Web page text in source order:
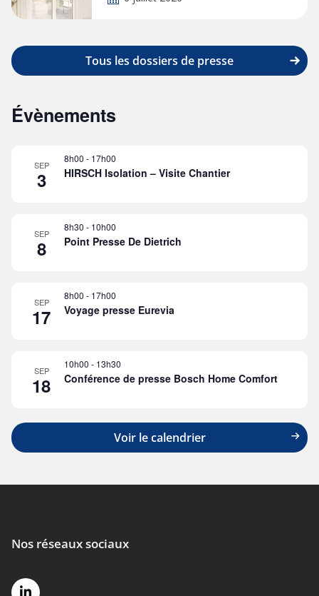
Tous les dossiers de presse
Évènements
SEP
3
8h00 - 17h00
HIRSCH Isolation – Visite Chantier
SEP
8
8h30 - 10h00
Point Presse De Dietrich
SEP
17
8h00 - 17h00
Voyage presse Eurevia
SEP
18
10h00 - 13h30
Conférence de presse Bosch Home Comfort
Voir le calendrier